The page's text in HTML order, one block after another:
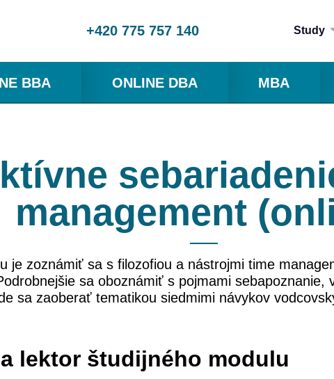
+420 775 757 140 Study
BBA ONLINE DBA MBA
management
je zoznámiť sa s filozofiou a nástrojmi time
sa oboznámiť s pojmami sebapoznanie,
sa zaoberať tematikou siedmimi návykov
lektor študijného modulu